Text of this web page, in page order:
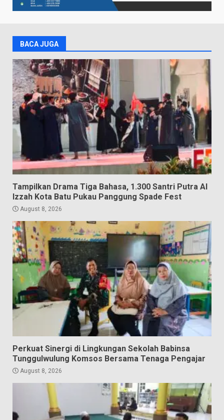
BACA JUGA
Tampilkan Drama Tiga Bahasa, 1.300 Santri Putra Al
Izzah Kota Batu Pukau Panggung Spade Fest
August 8, 2026
Perkuat Sinergi di Lingkungan Sekolah Babinsa
Tunggulwulung Komsos Bersama Tenaga Pengajar
August 8, 2026